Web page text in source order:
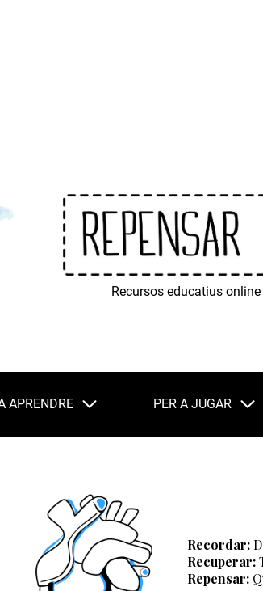
Recursos educatius
APRENDRE PER A JUGAR
Recordar:
Recuperar:
Repensar: